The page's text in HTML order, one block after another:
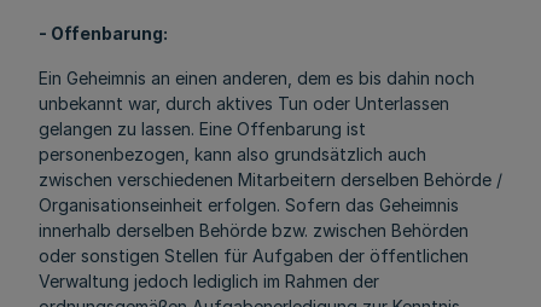
- Offenbarung:
Ein Geheimnis an einen anderen, dem es bis dahin noch
unbekannt war, durch aktives Tun oder Unterlassen
gelangen zu lassen. Eine Offenbarung ist
personenbezogen, kann also grundsätzlich auch
zwischen verschiedenen Mitarbeitern derselben Behörde /
Organisationseinheit erfolgen. Sofern das Geheimnis
innerhalb derselben Behörde bzw. zwischen Behörden
oder sonstigen Stellen für Aufgaben der öffentlichen
Verwaltung jedoch lediglich im Rahmen der